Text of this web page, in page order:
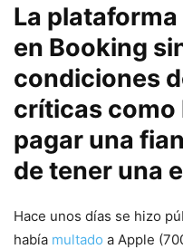
La
en Booking
condiciones
críticas como
pagar una
de tener una
Hace unos días se hizo
había multado a Apple